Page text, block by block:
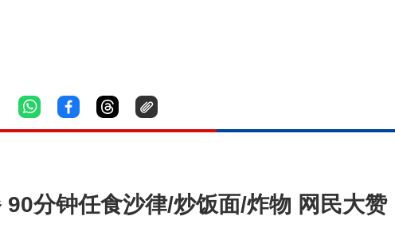
分钟任食沙律/炒饭面/炸物 网民大